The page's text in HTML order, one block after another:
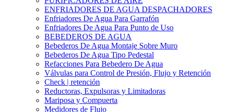
ENFRIADORES DE AGUA DESPACHADORES
Enfriadores De Agua Para Garrafón
Enfriadores De Agua Para Punto de Uso
BEBEDEROS DE AGUA
Bebederos De Agua Montaje Sobre Muro
Bebederos De Agua Tipo Pedestal
Refacciones Para Bebedero De Agua
Válvulas para Control de Presión, Flujo y Retención
Check | retención
Reductoras, Expulsoras y Limitadoras
Mariposa y Compuerta
Medidores de Flujo